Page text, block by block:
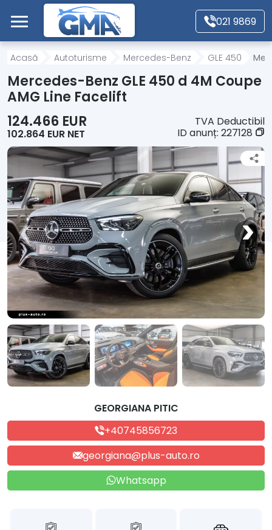
Mergi direct la conținutul principal
021 9869
Acasă
Autoturisme
Motociclete
Autoutilitare
Alte tipuri vehicule
Despre Noi
Contact
Acasă Autoturisme Mercedes-Benz GLE 450
Mercedes-Benz GLE 450 d 4M Coupe
AMG Line Facelift
124.466 EUR
102.864 EUR NET
TVA Deductibil
ID anunț: 227128
GEORGIANA PITIC
+40745856723
georgiana@plus-auto.ro
Whatsapp